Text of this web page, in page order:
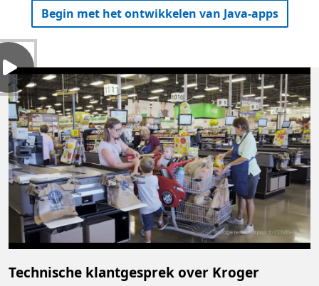
Begin met het ontwikkelen van Java-apps
Technische klantgesprek over Kroger